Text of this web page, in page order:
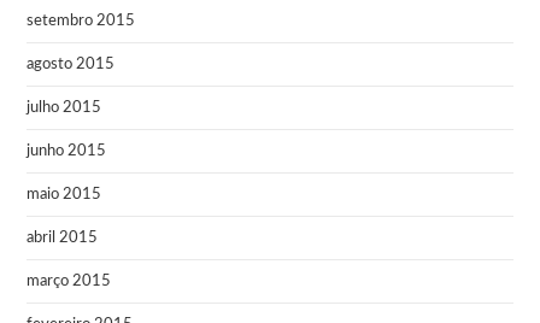
setembro 2015
agosto 2015
julho 2015
junho 2015
maio 2015
abril 2015
março 2015